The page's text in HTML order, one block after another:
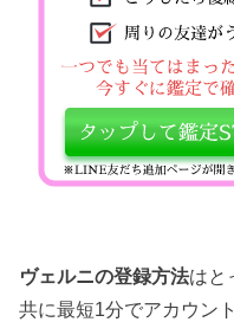
ヴェルニの登録方法はと
共に最短1分でアカウン